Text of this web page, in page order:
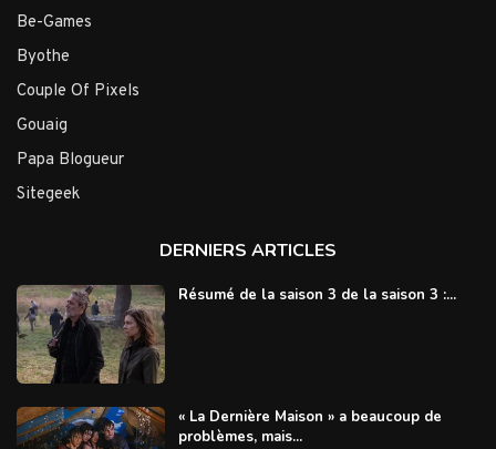
Be-Games
Byothe
Couple Of Pixels
Gouaig
Papa Blogueur
Sitegeek
DERNIERS ARTICLES
Résumé de la saison 3 de la saison 3 :...
« La Dernière Maison » a beaucoup de
problèmes, mais...